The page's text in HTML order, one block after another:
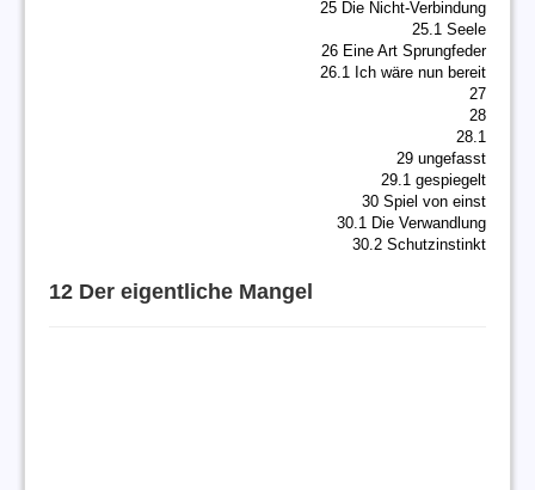
25 Die Nicht-Verbindung
25.1 Seele
26 Eine Art Sprungfeder
26.1 Ich wäre nun bereit
27
28
28.1
29 ungefasst
29.1 gespiegelt
30 Spiel von einst
30.1 Die Verwandlung
30.2 Schutzinstinkt
12 Der eigentliche Mangel